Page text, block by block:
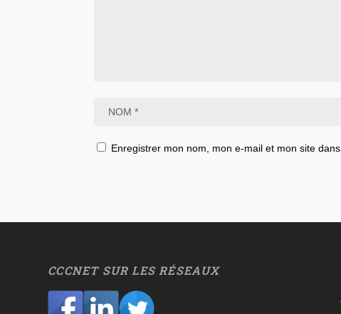
Enregistrer mon nom, mon e-mail et mon site
CCCNET SUR LES RÉSEAUX